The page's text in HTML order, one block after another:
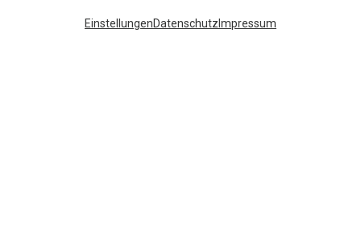
EinstellungenDatenschutz Impressum